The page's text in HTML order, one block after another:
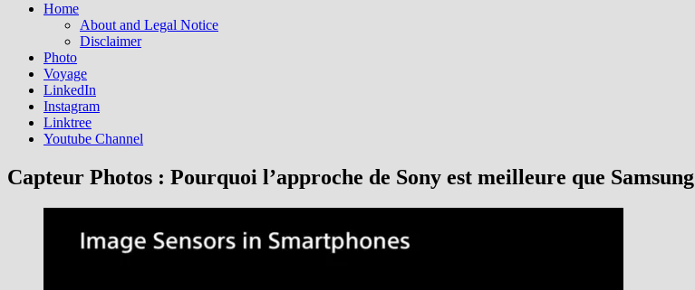
Home
About and Legal Notice
Disclaimer
Photo
Voyage
LinkedIn
Instagram
Linktree
Youtube Channel
Capteur Photos : Pourquoi l’approche de Sony est meilleure que Samsung